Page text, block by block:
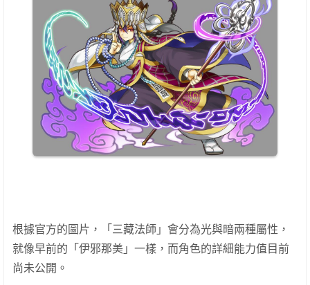
根據官方的圖片，「三藏法師」會分為光與暗兩種屬性，
就像早前的「伊邪那美」一樣，而角色的詳細能力值目前
尚未公開。